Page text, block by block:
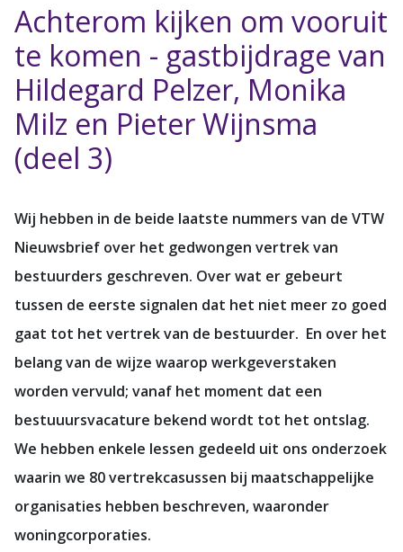
Achterom kijken om vooruit
te komen - gastbijdrage van
Hildegard Pelzer, Monika
Milz en Pieter Wijnsma
(deel 3)
Wij hebben in de beide laatste nummers van de VTW
Nieuwsbrief over het gedwongen vertrek van
bestuurders geschreven. Over wat er gebeurt
tussen de eerste signalen dat het niet meer zo goed
gaat tot het vertrek van de bestuurder. En over het
belang van de wijze waarop werkgeverstaken
worden vervuld; vanaf het moment dat een
bestuuursvacature bekend wordt tot het ontslag.
We hebben enkele lessen gedeeld uit ons onderzoek
waarin we 80 vertrekcasussen bij maatschappelijke
organisaties hebben beschreven, waaronder
woningcorporaties.